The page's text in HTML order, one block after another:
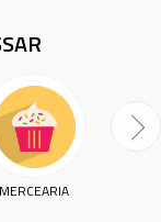
MERCEARIA